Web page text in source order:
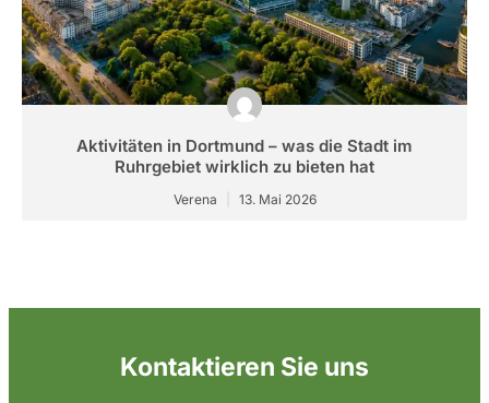
Aktivitäten in Dortmund – was die Stadt im
Ruhrgebiet wirklich zu bieten hat
Verena 13. Mai 2026
Kontaktieren Sie uns